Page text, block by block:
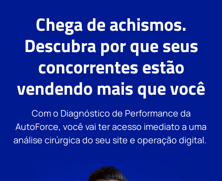
Chega de achismos.
Descubra por que seus
concorrentes estão
vendendo mais que você
Com o Diagnóstico de Performance da
AutoForce, você vai ter acesso imediato a uma
análise cirúrgica do seu site e operação digital.